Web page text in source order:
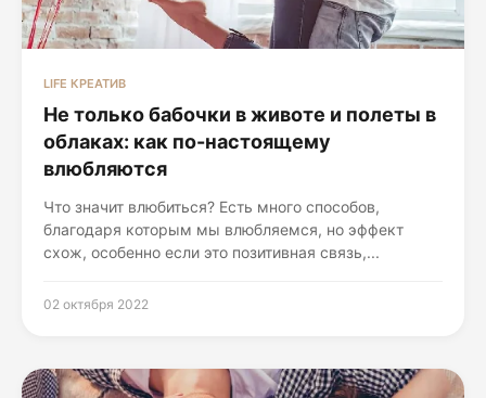
LIFE КРЕАТИВ
Не только бабочки в животе и полеты в
облаках: как по-настоящему
влюбляются
Что значит влюбиться? Есть много способов,
благодаря которым мы влюбляемся, но эффект
схож, особенно если это позитивная связь,...
02 октября 2022